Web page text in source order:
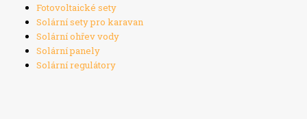
Fotovoltaické sety
Solární sety pro karavan
Solární ohřev vody
Solární panely
Solární regulátory